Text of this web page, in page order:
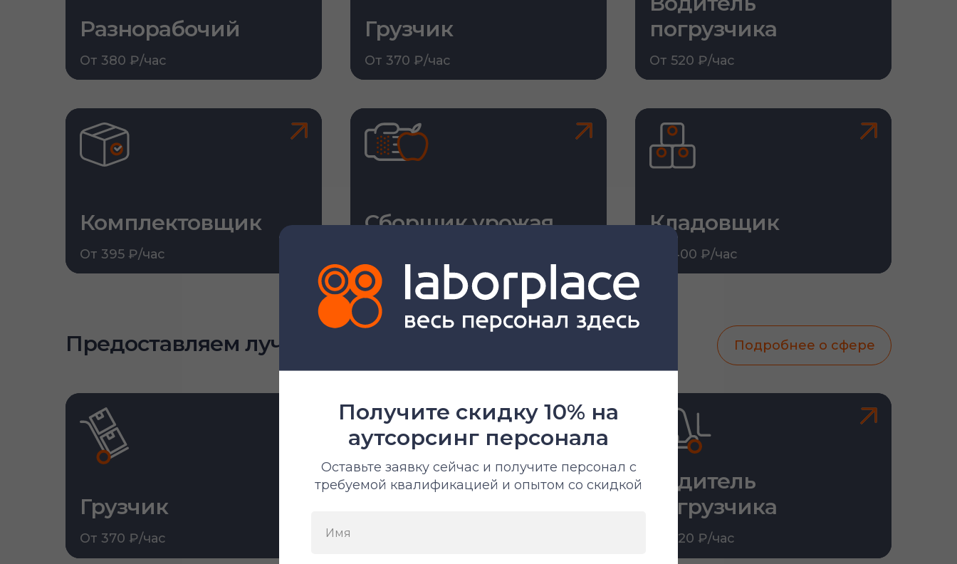
Получите скидку 10% на
аутсорсинг персонала
Оставьте заявку сейчас и получите персонал с
требуемой квалификацией и опытом со скидкой
Комплектовщик
От 395 ₽/час
Сборщик урожая Кладовщик
От 400 ₽/час
погрузчика
От 520 ₽/час
Грузчик
От 370 ₽/час
Разнорабочий
От 380 ₽/час
Предоставляем лучших специалистов
Грузчик
От 370 ₽/час
Водитель
погрузчика
От 520 ₽/час
Подробнее о сфере